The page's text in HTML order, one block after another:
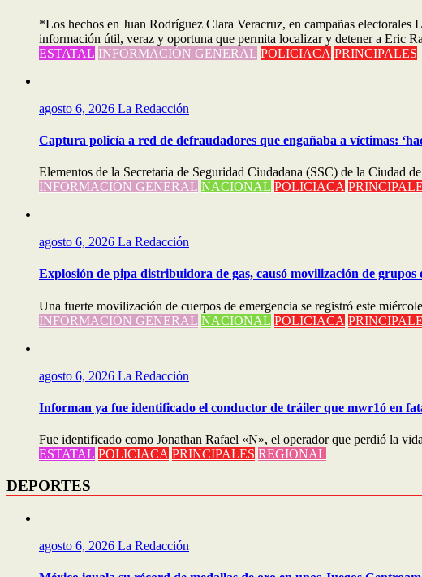
*Los hechos en Juan Rodríguez Clara Veracruz, en campañas
información útil, veraz y oportuna que permita localizar y detener a Eric
ESTATAL INFORMACIÓN GENERAL POLICIACA PRINCIPALES
agosto 6, 2026 La Redacción
Captura policía a red de defraudadores que engañaba a víctimas:
Elementos de la Secretaría de Seguridad Ciudadana (SSC) de la Ciudad
INFORMACIÓN GENERAL NACIONAL POLICIACA
agosto 6, 2026 La Redacción
Explosión de pipa distribuidora de gas, causó movilización de grupos
Una fuerte movilización de cuerpos de emergencia se registró este
INFORMACIÓN GENERAL NACIONAL POLICIACA
agosto 6, 2026 La Redacción
Informan ya fue identificado el conductor de tráiler que mwr1ó en
Fue identificado como Jonathan Rafael «N», el operador que perdió la
ESTATAL POLICIACA PRINCIPALES REGIONAL
DEPORTES
agosto 6, 2026 La Redacción